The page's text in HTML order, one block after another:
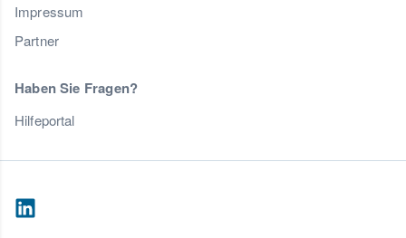
Impressum
Partner
Haben Sie Fragen?
Hilfeportal